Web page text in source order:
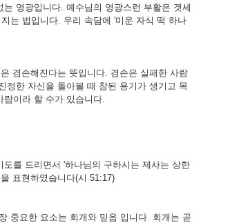
영광입니다. 예수님의 영광스런 부활은 겟세
는 법입니다. 우리 속담에 '미운 자식 떡 하나
겸손해진다는 뜻입니다. 겸손은 실패한 사람
정한 자신을 돌아볼 때 참된 용기가 생기고 목
이라 할 수가 있습니다.
를 드리면서 '하나님의 구하시는 제사는 상한
표현하였습니다(시 51:17)
중요한 요소는 회개와 믿음 입니다. 회개는 곧